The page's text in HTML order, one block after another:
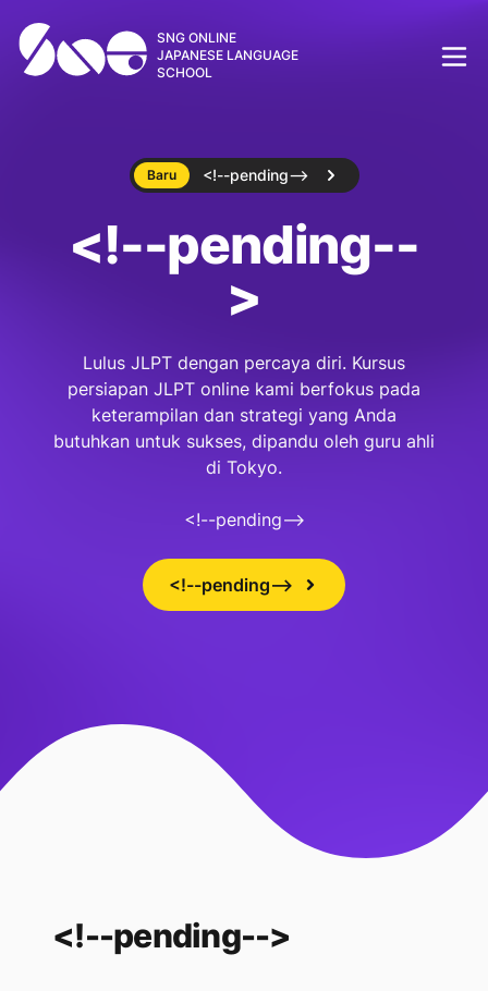
SNG ONLINE
JAPANESE LANGUAGE
SCHOOL
Baru <!--pending-->
<!--pending--
>
Lulus JLPT dengan percaya diri. Kursus
persiapan JLPT online kami berfokus pada
keterampilan dan strategi yang Anda
butuhkan untuk sukses, dipandu oleh guru ahli
di Tokyo.
<!--pending-->
<!--pending-->
<!--pending-->